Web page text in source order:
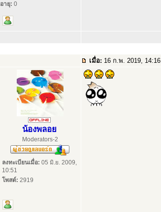
อายุ: 0
เมื่อ: 16 ก.พ. 2019, 14:16
น้องพลอย
Moderators-2
ลงทะเบียนเมื่อ: 05 มิ.ย. 2009,
10:51
โพสต์: 2919